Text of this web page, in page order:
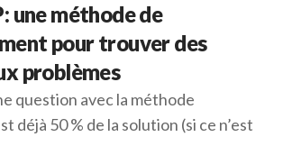
une méthode de
pour trouver des
problèmes
question avec la méthode
déjà 50 % de la solution (si ce n’est